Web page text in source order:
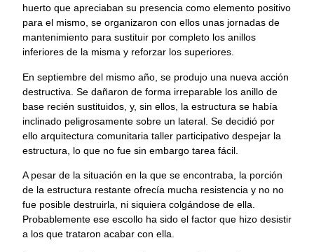
huerto que apreciaban su presencia como elemento positivo
para el mismo, se organizaron con ellos unas jornadas de
mantenimiento para sustituir por completo los anillos
inferiores de la misma y reforzar los superiores.
En septiembre del mismo año, se produjo una nueva acción
destructiva. Se dañaron de forma irreparable los anillo de
base recién sustituidos, y, sin ellos, la estructura se había
inclinado peligrosamente sobre un lateral. Se decidió por
ello arquitectura comunitaria taller participativo despejar la
estructura, lo que no fue sin embargo tarea fácil.
A pesar de la situación en la que se encontraba, la porción
de la estructura restante ofrecía mucha resistencia y no no
fue posible destruirla, ni siquiera colgándose de ella.
Probablemente ese escollo ha sido el factor que hizo desistir
a los que trataron acabar con ella.